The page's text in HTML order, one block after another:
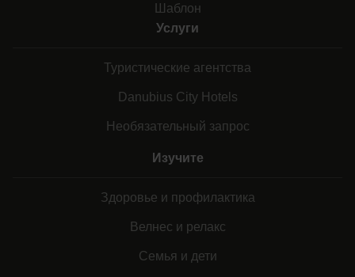
Шаблон
Услуги
Туристические агентства
Danubius City Hotels
Необязательный запрос
Изучите
Здоровье и профилактика
Велнес и релакс
Семья и дети